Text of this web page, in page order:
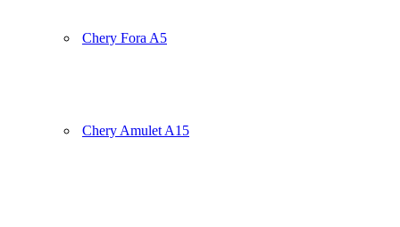
Chery Fora A5
Chery Amulet A15